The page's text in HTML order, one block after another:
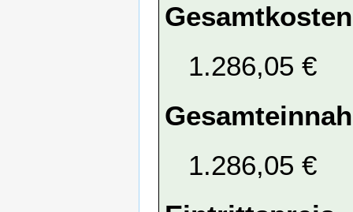
Gesamtkosten
1.286,05 €
1.286,05 €